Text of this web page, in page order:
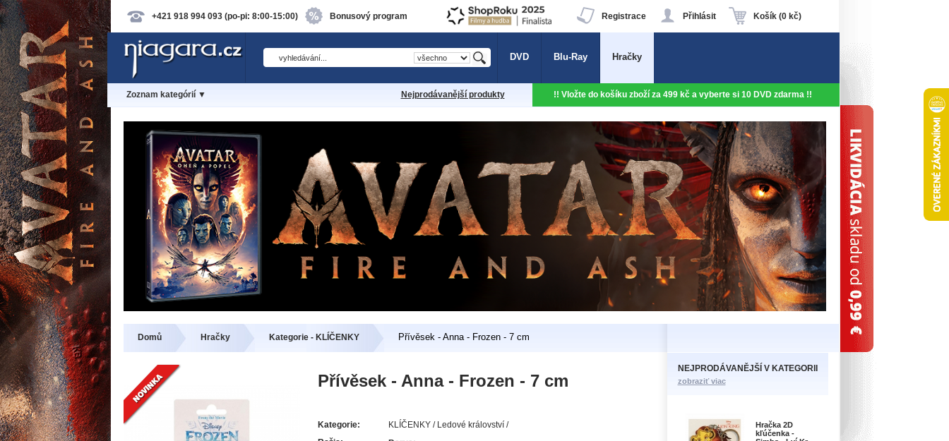
+421 918 994 093 (po-pi: 8:00-15:00) Bonusový program Košík (0 kč)
Přihlásit
Registrace
DVD Blu-Ray Hračky
Zoznam kategórií ▼ Nejprodávanější produkty !! Vložte do košíku zboží za 499 kč a vyberte si 10 DVD zdarma !!
Domů Hračky Kategorie - KLÍČENKY Přívěsek - Anna - Frozen - 7 cm
Přívěsek - Anna - Frozen - 7 cm
Kategorie:
KLÍČENKY / Ledové království /
NEJPRODÁVANĚJŠÍ V KATEGORII
zobraziť viac
Hračka 2D
kľúčenka -